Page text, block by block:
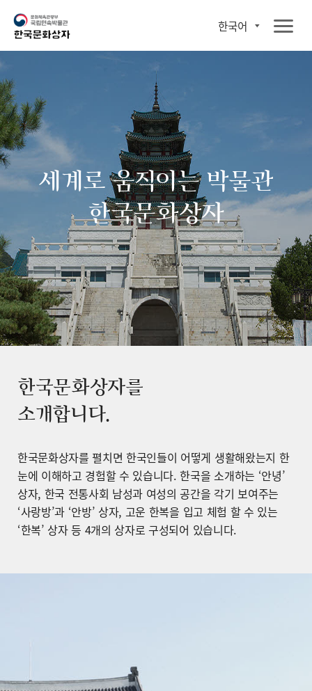
한국어
세계로 움직이는 박물관
한국문화상자
한국문화상자를
소개합니다.
한국문화상자를 펼치면 한국인들이 어떻게 생활해왔는지 한
눈에 이해하고 경험할 수 있습니다. 한국을 소개하는 ‘안녕’
상자, 한국 전통사회 남성과 여성의 공간을 각기 보여주는
‘사랑방’과 ‘안방’ 상자, 고운 한복을 입고 체험 할 수 있는
‘한복’ 상자 등 4개의 상자로 구성되어 있습니다.